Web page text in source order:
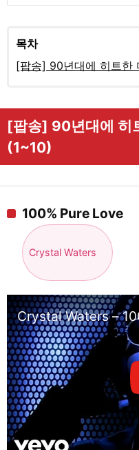
목차
[팝송] 90년대에 히트한
[팝송] 90년대에 히
(1~10)
100% Pure Love
Crystal Waters
Crystal Waters –